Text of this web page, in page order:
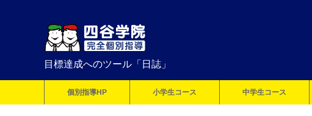
目標達成へのツール「日誌」
個別指導HP 小学生コース 中学生コース